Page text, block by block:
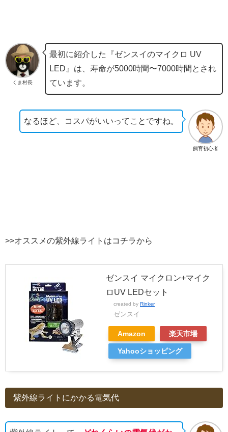
くま村長
最初に紹介した『ゼンスイのマイクロ UV
LED』は、寿命が5000時間〜7000時間とされ
ています。
飼育初心者
なるほど、コスパがいいってことですね。
>>オススメの紫外線ライトはコチラから
ゼンスイ マイクロン+マイク
ロUV LEDセット
created by Rinker
ゼンスイ
Amazon 楽天市場
Yahooショッピング
紫外線ライトにかかる電気代